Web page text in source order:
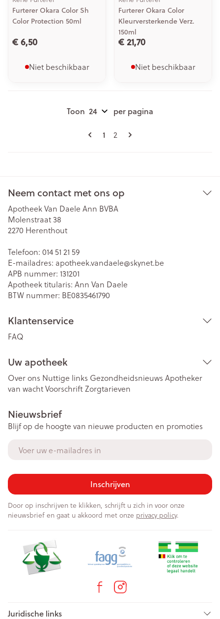
Furterer Okara Color Sh
Color Protection 50ml
€ 6,50
Niet beschikbaar
Furterer Okara Color
Kleurversterkende Verz.
150ml
€ 21,70
Niet beschikbaar
Pagina's
U lees momenteel pagina
1 Pagina
2
Toon per pagina
Neem contact met ons op
Apotheek Van Daele Ann BVBA
Molenstraat 38
2270 Herenthout
Telefoon: 014 51 21 59
E-mailadres: apotheek.vandaele@skynet.be
APB nummer: 131201
Apotheek titularis: Ann Van Daele
BTW nummer: BE0835461790
Klantenservice
FAQ
Uw apotheek
Over ons Nuttige links Gezondheidsnieuws Apotheker
van wachtVoorschriftZorgtarieven
Nieuwsbrief
Blijf op de hoogte van nieuwe producten en promoties
Inschrijven
Door op inschrijven te klikken, schrijft u zich in voor onze
nieuwsbrief en gaat u akkoord met onze privacy policy.
Juridische links